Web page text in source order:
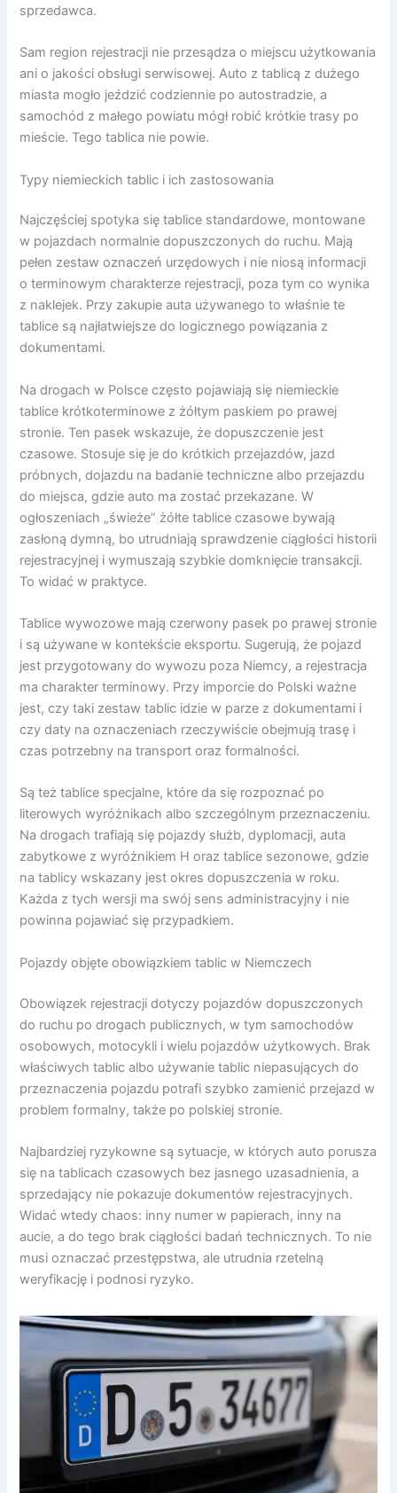
sprzedawca.
Sam region rejestracji nie przesądza o miejscu użytkowania
ani o jakości obsługi serwisowej. Auto z tablicą z dużego
miasta mogło jeździć codziennie po autostradzie, a
samochód z małego powiatu mógł robić krótkie trasy po
mieście. Tego tablica nie powie.
Typy niemieckich tablic i ich zastosowania
Najczęściej spotyka się tablice standardowe, montowane
w pojazdach normalnie dopuszczonych do ruchu. Mają
pełen zestaw oznaczeń urzędowych i nie niosą informacji
o terminowym charakterze rejestracji, poza tym co wynika
z naklejek. Przy zakupie auta używanego to właśnie te
tablice są najłatwiejsze do logicznego powiązania z
dokumentami.
Na drogach w Polsce często pojawiają się niemieckie
tablice krótkoterminowe z żółtym paskiem po prawej
stronie. Ten pasek wskazuje, że dopuszczenie jest
czasowe. Stosuje się je do krótkich przejazdów, jazd
próbnych, dojazdu na badanie techniczne albo przejazdu
do miejsca, gdzie auto ma zostać przekazane. W
ogłoszeniach „świeże” żółte tablice czasowe bywają
zasłoną dymną, bo utrudniają sprawdzenie ciągłości historii
rejestracyjnej i wymuszają szybkie domknięcie transakcji.
To widać w praktyce.
Tablice wywozowe mają czerwony pasek po prawej stronie
i są używane w kontekście eksportu. Sugerują, że pojazd
jest przygotowany do wywozu poza Niemcy, a rejestracja
ma charakter terminowy. Przy imporcie do Polski ważne
jest, czy taki zestaw tablic idzie w parze z dokumentami i
czy daty na oznaczeniach rzeczywiście obejmują trasę i
czas potrzebny na transport oraz formalności.
Są też tablice specjalne, które da się rozpoznać po
literowych wyróżnikach albo szczególnym przeznaczeniu.
Na drogach trafiają się pojazdy służb, dyplomacji, auta
zabytkowe z wyróżnikiem H oraz tablice sezonowe, gdzie
na tablicy wskazany jest okres dopuszczenia w roku.
Każda z tych wersji ma swój sens administracyjny i nie
powinna pojawiać się przypadkiem.
Pojazdy objęte obowiązkiem tablic w Niemczech
Obowiązek rejestracji dotyczy pojazdów dopuszczonych
do ruchu po drogach publicznych, w tym samochodów
osobowych, motocykli i wielu pojazdów użytkowych. Brak
właściwych tablic albo używanie tablic niepasujących do
przeznaczenia pojazdu potrafi szybko zamienić przejazd w
problem formalny, także po polskiej stronie.
Najbardziej ryzykowne są sytuacje, w których auto porusza
się na tablicach czasowych bez jasnego uzasadnienia, a
sprzedający nie pokazuje dokumentów rejestracyjnych.
Widać wtedy chaos: inny numer w papierach, inny na
aucie, a do tego brak ciągłości badań technicznych. To nie
musi oznaczać przestępstwa, ale utrudnia rzetelną
weryfikację i podnosi ryzyko.